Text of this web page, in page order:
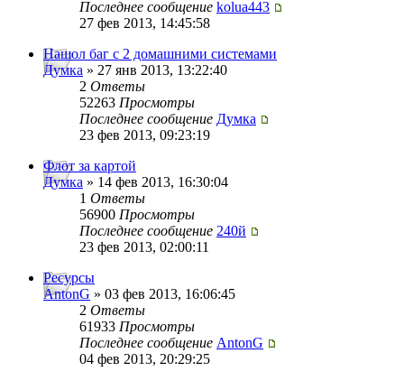
Последнее сообщение kolua443
27 фев 2013, 14:45:58
Нашол баг с 2 домашними системами
Думка » 27 янв 2013, 13:22:40
2 Ответы
52263 Просмотры
Последнее сообщение Думка
23 фев 2013, 09:23:19
Флот за картой
Думка » 14 фев 2013, 16:30:04
1 Ответы
56900 Просмотры
Последнее сообщение 240й
23 фев 2013, 02:00:11
Ресурсы
AntonG » 03 фев 2013, 16:06:45
2 Ответы
61933 Просмотры
Последнее сообщение AntonG
04 фев 2013, 20:29:25